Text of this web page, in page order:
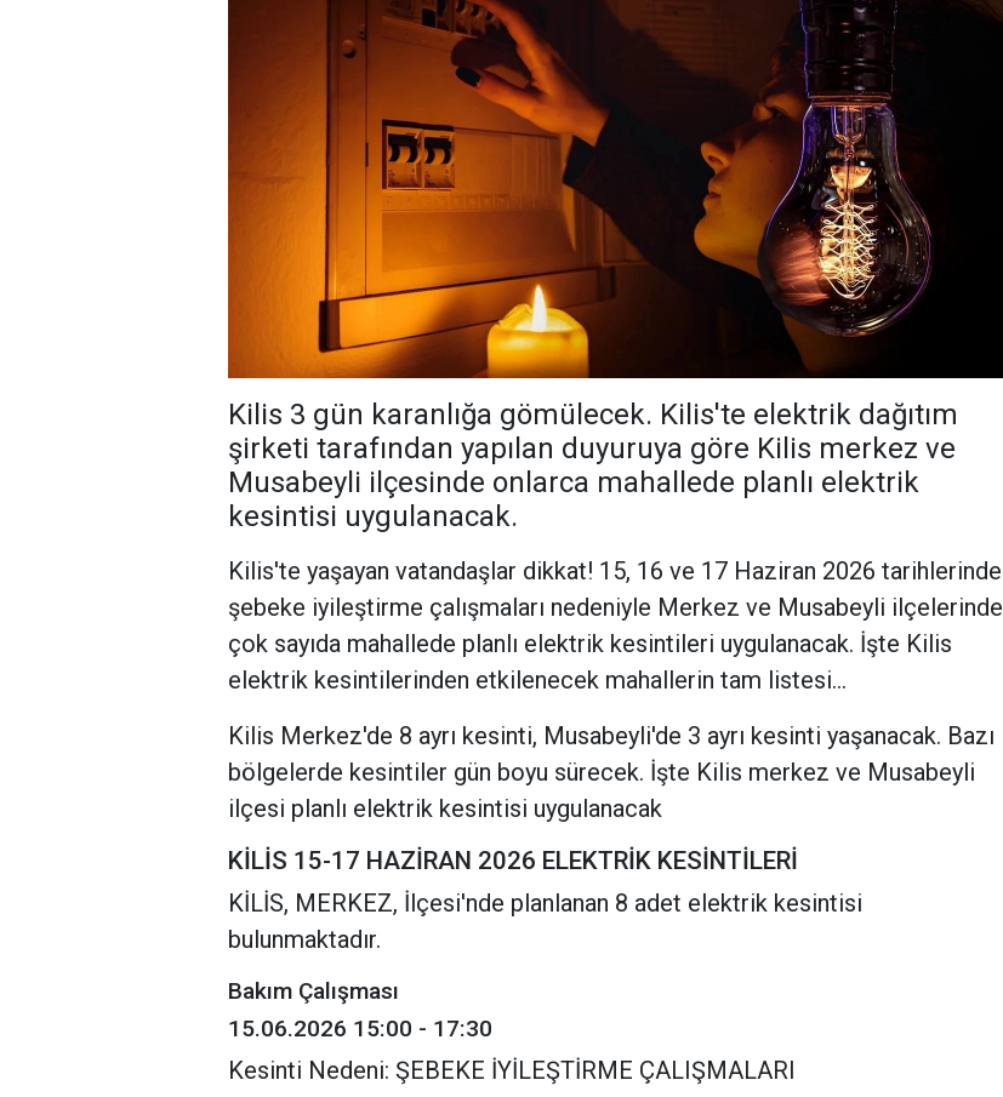
Kilis 3 gün karanlığa gömülecek. Kilis'te elektrik dağıtım
şirketi tarafından yapılan duyuruya göre Kilis merkez ve
Musabeyli ilçesinde onlarca mahallede planlı elektrik
kesintisi uygulanacak.
Kilis'te yaşayan vatandaşlar dikkat! 15, 16 ve 17 Haziran 2026 tarihlerinde
şebeke iyileştirme çalışmaları nedeniyle Merkez ve Musabeyli ilçelerinde
çok sayıda mahallede planlı elektrik kesintileri uygulanacak. İşte Kilis
elektrik kesintilerinden etkilenecek mahallerin tam listesi…
Kilis Merkez'de 8 ayrı kesinti, Musabeyli'de 3 ayrı kesinti yaşanacak. Bazı
bölgelerde kesintiler gün boyu sürecek. İşte Kilis merkez ve Musabeyli
ilçesi planlı elektrik kesintisi uygulanacak
KİLİS 15-17 HAZİRAN 2026 ELEKTRİK KESİNTİLERİ
KİLİS, MERKEZ, İlçesi'nde planlanan 8 adet elektrik kesintisi
bulunmaktadır.
Bakım Çalışması
15.06.2026 15:00 - 17:30
Kesinti Nedeni: ŞEBEKE İYİLEŞTİRME ÇALIŞMALARI